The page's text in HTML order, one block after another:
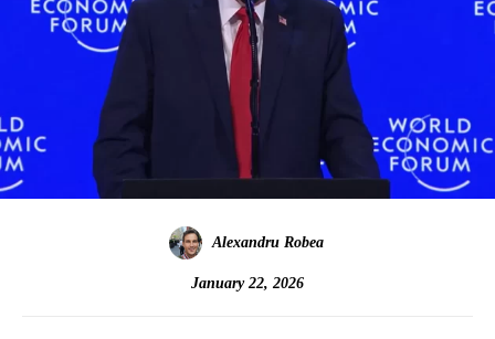
Alexandru Robea
January 22, 2026